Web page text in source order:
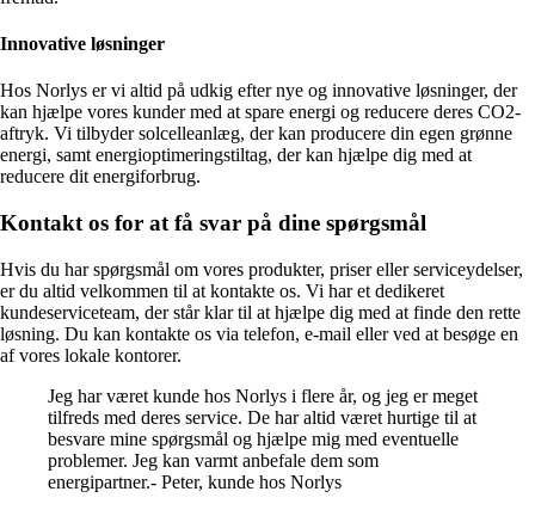
Innovative løsninger
Hos Norlys er vi altid på udkig efter nye og innovative løsninger, der
kan hjælpe vores kunder med at spare energi og reducere deres CO2-
aftryk. Vi tilbyder solcelleanlæg, der kan producere din egen grønne
energi, samt energioptimeringstiltag, der kan hjælpe dig med at
reducere dit energiforbrug.
Kontakt os for at få svar på dine spørgsmål
Hvis du har spørgsmål om vores produkter, priser eller serviceydelser,
er du altid velkommen til at kontakte os. Vi har et dedikeret
kundeserviceteam, der står klar til at hjælpe dig med at finde den rette
løsning. Du kan kontakte os via telefon, e-mail eller ved at besøge en
af vores lokale kontorer.
Jeg har været kunde hos Norlys i flere år, og jeg er meget
tilfreds med deres service. De har altid været hurtige til at
besvare mine spørgsmål og hjælpe mig med eventuelle
problemer. Jeg kan varmt anbefale dem som
energipartner.- Peter, kunde hos Norlys